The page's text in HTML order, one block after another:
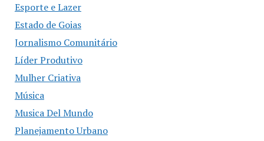
Esporte e Lazer
Estado de Goias
Jornalismo Comunitário
Líder Produtivo
Mulher Criativa
Música
Musica Del Mundo
Planejamento Urbano